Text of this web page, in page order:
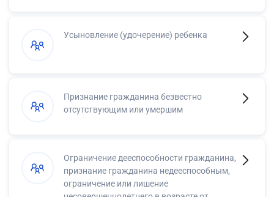
Усыновление (удочерение) ребенка
Признание гражданина безвестно
отсутствующим или умершим
Ограничение дееспособности гражданина,
признание гражданина недееспособным,
ограничение или лишение